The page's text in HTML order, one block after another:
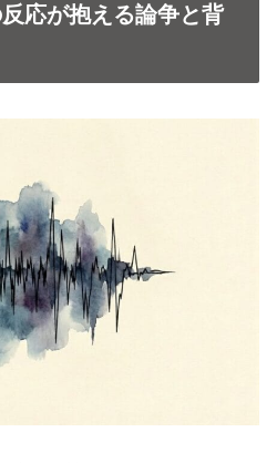
応が抱える論争と背